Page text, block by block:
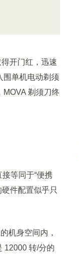
开门红，迅速
围单机电动剃须
剃须刀终
等同于“便携
件配置似乎只
机身空间内，
12000 转/分的